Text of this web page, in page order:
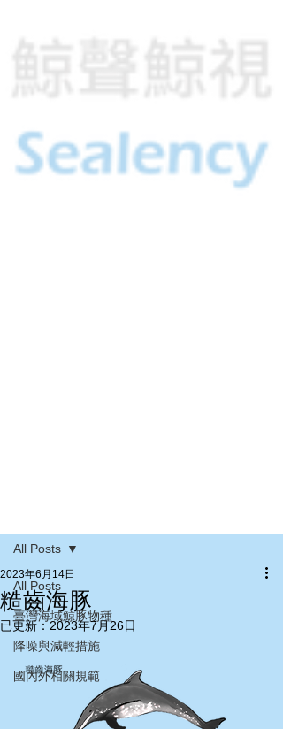
All Posts
臺灣海域鯨豚物種
降噪與減輕措施
國內外相關規範
All Posts
糙齒海豚
2023年6月14日
已更新：2023年7月26日